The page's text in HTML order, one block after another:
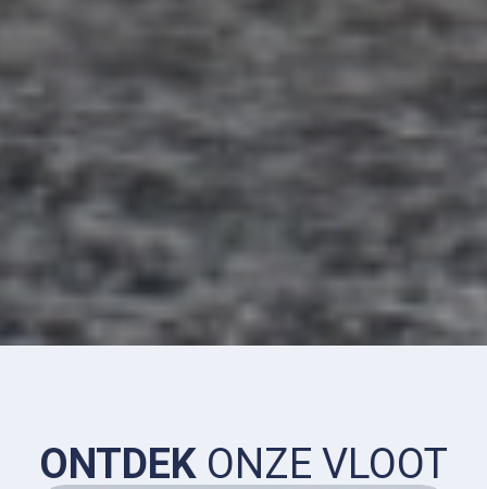
ONTDEK ONZE VLOOT